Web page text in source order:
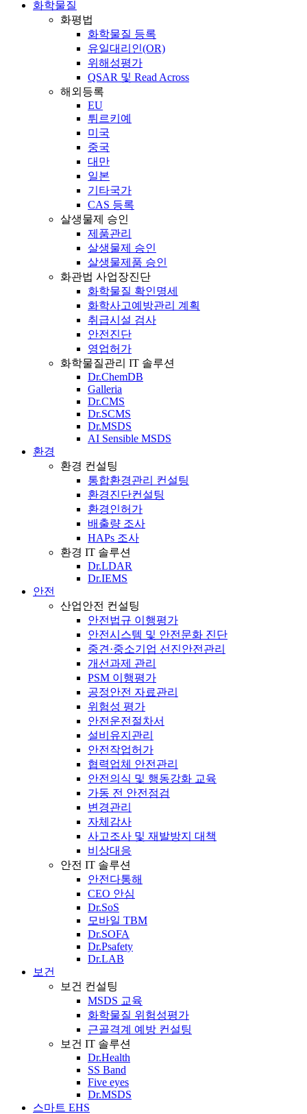
화학물질
화평법
화학물질 등록
유일대리인(OR)
위해성평가
QSAR 및 Read Across
해외등록
EU
튀르키예
미국
중국
대만
일본
기타국가
CAS 등록
살생물제 승인
제품관리
살생물제 승인
살생물제품 승인
화관법 사업장진단
화학물질 확인명세
화학사고예방관리 계획
취급시설 검사
안전진단
영업허가
화학물질관리 IT 솔루션
Dr.ChemDB
Galleria
Dr.CMS
Dr.SCMS
Dr.MSDS
AI Sensible MSDS
환경
환경 컨설팅
통합환경관리 컨설팅
환경진단컨설팅
환경인허가
배출량 조사
HAPs 조사
환경 IT 솔루션
Dr.LDAR
Dr.IEMS
안전
산업안전 컨설팅
안전법규 이행평가
안전시스템 및 안전문화 진단
중견·중소기업 선진안전관리
개선과제 관리
PSM 이행평가
공정안전 자료관리
위험성 평가
안전운전절차서
설비유지관리
안전작업허가
협력업체 안전관리
안전의식 및 행동강화 교육
가동 전 안전점검
변경관리
자체감사
사고조사 및 재발방지 대책
비상대응
안전 IT 솔루션
안전다통해
CEO 안심
Dr.SoS
모바일 TBM
Dr.SOFA
Dr.Psafety
Dr.LAB
보건
보건 컨설팅
MSDS 교육
화학물질 위험성평가
근골격계 예방 컨설팅
보건 IT 솔루션
Dr.Health
SS Band
Five eyes
Dr.MSDS
스마트 EHS